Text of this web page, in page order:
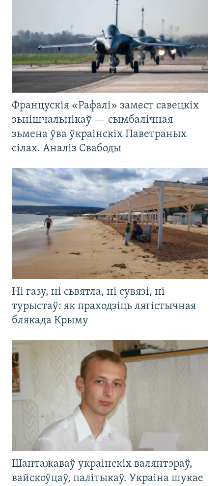
Францускія «Рафалі» замест савецкіх
зьнішчальнікаў — сымбалічная
зьмена ўва ўкраінскіх Паветраных
сілах. Аналіз Свабоды
Ні газу, ні сьвятла, ні сувязі, ні
турыстаў: як праходзіць лягістычная
блякада Крыму
Шантажаваў украінскіх валянтэраў,
вайскоўцаў, палітыкаў. Украіна шукае